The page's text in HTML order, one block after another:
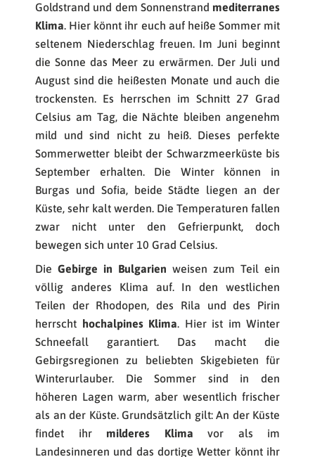
Goldstrand und dem Sonnenstrand mediterranes
Klima. Hier könnt ihr euch auf heiße Sommer mit
seltenem Niederschlag freuen. Im Juni beginnt
die Sonne das Meer zu erwärmen. Der Juli und
August sind die heißesten Monate und auch die
trockensten. Es herrschen im Schnitt 27 Grad
Celsius am Tag, die Nächte bleiben angenehm
mild und sind nicht zu heiß. Dieses perfekte
Sommerwetter bleibt der Schwarzmeerküste bis
September erhalten. Die Winter können in
Burgas und Sofia, beide Städte liegen an der
Küste, sehr kalt werden. Die Temperaturen fallen
zwar nicht unter den Gefrierpunkt, doch
bewegen sich unter 10 Grad Celsius.
Die Gebirge in Bulgarien weisen zum Teil ein
völlig anderes Klima auf. In den westlichen
Teilen der Rhodopen, des Rila und des Pirin
herrscht
hochalpines Klima. Hier ist im Winter
Schneefall garantiert. Das macht die
Gebirgsregionen zu beliebten Skigebieten für
Winterurlauber. Die Sommer sind in den
höheren Lagen warm, aber wesentlich frischer
als an der Küste. Grundsätzlich gilt: An der Küste
findet ihr milderes Klima vor als im
Landesinneren und das dortige Wetter könnt ihr